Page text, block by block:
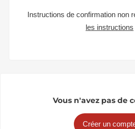
Instructions de confirmation non
les instructions
Vous n'avez pas de
Créer un